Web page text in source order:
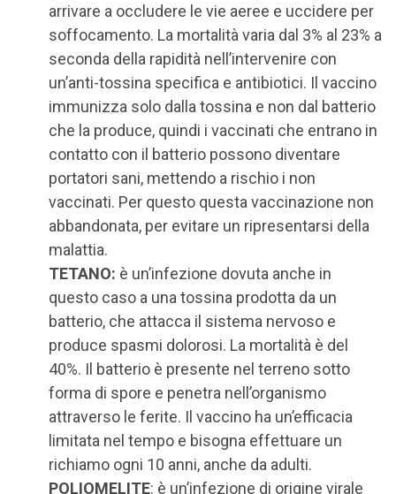
arrivare a occludere le vie aeree e uccidere per
soffocamento. La mortalità varia dal 3% al 23% a
seconda della rapidità nell’intervenire con
un’anti-tossina specifica e antibiotici. Il vaccino
immunizza solo dalla tossina e non dal batterio
che la produce, quindi i vaccinati che entrano in
contatto con il batterio possono diventare
portatori sani, mettendo a rischio i non
vaccinati. Per questo questa vaccinazione non
abbandonata, per evitare un ripresentarsi della
malattia.
TETANO: è un’infezione dovuta anche in
questo caso a una tossina prodotta da un
batterio, che attacca il sistema nervoso e
produce spasmi dolorosi. La mortalità è del
40%. Il batterio è presente nel terreno sotto
forma di spore e penetra nell’organismo
attraverso le ferite. Il vaccino ha un’efficacia
limitata nel tempo e bisogna effettuare un
richiamo ogni 10 anni, anche da adulti.
POLIOMELITE: è un’infezione di origine virale